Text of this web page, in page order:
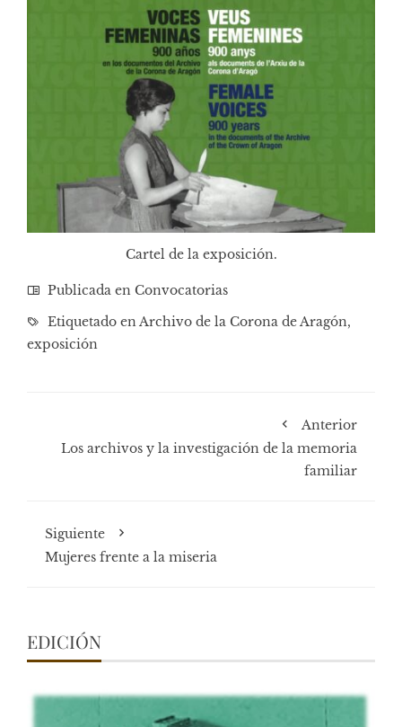
Cartel de la exposición.
Publicada en Convocatorias
Etiquetado enArchivo de la Corona de Aragón,
exposición
Anterior
Los archivos y la investigación de la memoria
familiar
Siguiente
Mujeres frente a la miseria
EDICIÓN